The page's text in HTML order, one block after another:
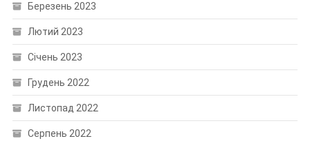
Березень 2023
Лютий 2023
Січень 2023
Грудень 2022
Листопад 2022
Серпень 2022